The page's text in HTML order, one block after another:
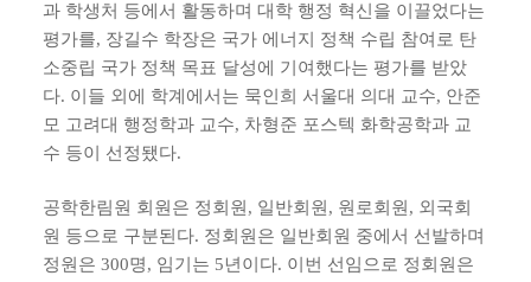
과 학생처 등에서 활동하며 대학 행정 혁신을 이끌었다는
평가를, 장길수 학장은 국가 에너지 정책 수립 참여로 탄
소중립 국가 정책 목표 달성에 기여했다는 평가를 받았
다. 이들 외에 학계에서는 묵인희 서울대 의대 교수, 안준
모 고려대 행정학과 교수, 차형준 포스텍 화학공학과 교
수 등이 선정됐다.
공학한림원 회원은 정회원, 일반회원, 원로회원, 외국회
원 등으로 구분된다. 정회원은 일반회원 중에서 선발하며
정원은 300명, 임기는 5년이다. 이번 선임으로 정회원은